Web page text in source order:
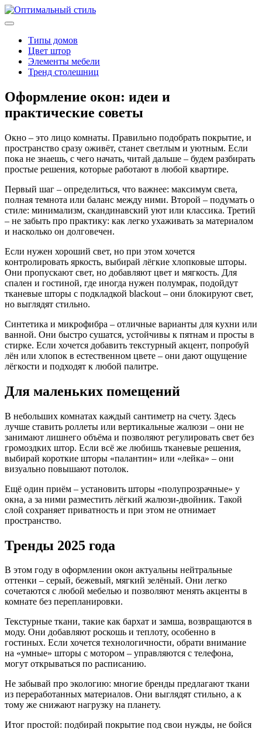
Типы домов
Цвет штор
Элементы мебели
Тренд столешниц
Оформление окон: идеи и
практические советы
Окно – это лицо комнаты. Правильно подобрать покрытие, и
пространство сразу оживёт, станет светлым и уютным. Если
пока не знаешь, с чего начать, читай дальше – будем разбирать
простые решения, которые работают в любой квартире.
Первый шаг – определиться, что важнее: максимум света,
полная темнота или баланс между ними. Второй – подумать о
стиле: минимализм, скандинавский уют или классика. Третий
– не забыть про практику: как легко ухаживать за материалом
и насколько он долговечен.
Если нужен хороший свет, но при этом хочется
контролировать яркость, выбирай лёгкие хлопковые шторы.
Они пропускают свет, но добавляют цвет и мягкость. Для
спален и гостиной, где иногда нужен полумрак, подойдут
тканевые шторы с подкладкой blackout – они блокируют свет,
но выглядят стильно.
Синтетика и микрофибра – отличные варианты для кухни или
ванной. Они быстро сушатся, устойчивы к пятнам и просты в
стирке. Если хочется добавить текстурный акцент, попробуй
лён или хлопок в естественном цвете – они дают ощущение
лёгкости и подходят к любой палитре.
Для маленьких помещений
В небольших комнатах каждый сантиметр на счету. Здесь
лучше ставить роллеты или вертикальные жалюзи – они не
занимают лишнего объёма и позволяют регулировать свет без
громоздких штор. Если всё же любишь тканевые решения,
выбирай короткие шторы «палантин» или «лейка» – они
визуально повышают потолок.
Ещё один приём – установить шторы «полупрозрачные» у
окна, а за ними разместить лёгкий жалюзи‑двойник. Такой
слой сохраняет приватность и при этом не отнимает
пространство.
Тренды 2025 года
В этом году в оформлении окон актуальны нейтральные
оттенки – серый, бежевый, мягкий зелёный. Они легко
сочетаются с любой мебелью и позволяют менять акценты в
комнате без перепланировки.
Текстурные ткани, такие как бархат и замша, возвращаются в
моду. Они добавляют роскошь и теплоту, особенно в
гостиных. Если хочется технологичности, обрати внимание
на «умные» шторы с мотором – управляются с телефона,
могут открываться по расписанию.
Не забывай про экологию: многие бренды предлагают ткани
из переработанных материалов. Они выглядят стильно, а к
тому же снижают нагрузку на планету.
Итог простой: подбирай покрытие под свои нужды, не бойся